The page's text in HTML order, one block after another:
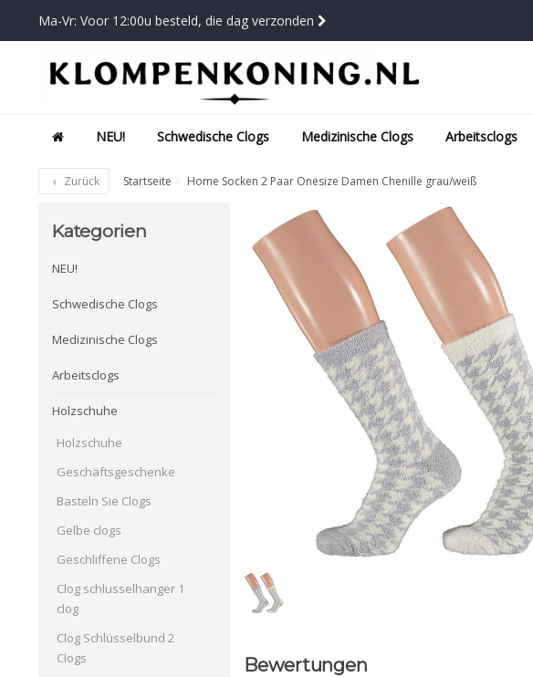
Ma-Vr: Voor 12:00u besteld, die dag verzonden
NEU! Schwedische Clogs Medizinische Clogs Arbeitsclogs
Zurück Startseite Home Socken 2 Paar Onesize Damen Chenille grau/weiß
Kategorien
NEU!
Schwedische Clogs
Medizinische Clogs
Arbeitsclogs
Holzschuhe
Holzschuhe
Geschäftsgeschenke
Basteln Sie Clogs
Gelbe clogs
Geschliffene Clogs
Clog schlusselhanger 1
clog
Clog Schlüsselbund 2
Clogs
Bewertungen